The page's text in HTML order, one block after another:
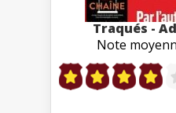
Traqués -
Note